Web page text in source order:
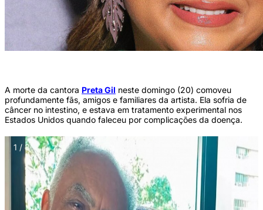
A morte da cantora Preta Gil neste domingo (20) comoveu
profundamente fãs, amigos e familiares da artista. Ela sofria de
câncer no intestino, e estava em tratamento experimental nos
Estados Unidos quando faleceu por complicações da doença.
1 / 3